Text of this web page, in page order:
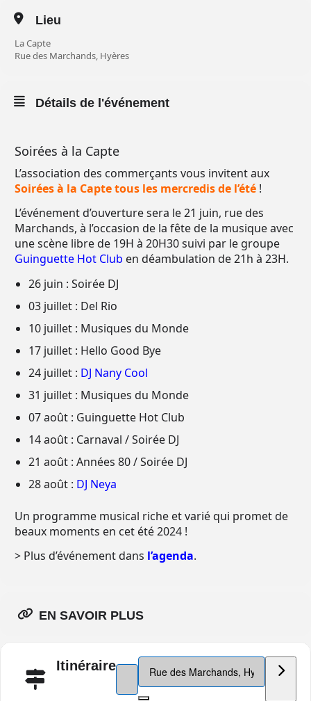
Lieu
La Capte
Rue des Marchands, Hyères
Détails de l'événement
Soirées à la Capte
L’association des commerçants vous invitent aux
Soirées à la Capte tous les mercredis de l’été !
L’événement d’ouverture sera le 21 juin, rue des
Marchands, à l’occasion de la fête de la musique avec
une scène libre de 19H à 20H30 suivi par le groupe
Guinguette Hot Club en déambulation de 21h à 23H.
26 juin : Soirée DJ
03 juillet : Del Rio
10 juillet : Musiques du Monde
17 juillet : Hello Good Bye
24 juillet : DJ Nany Cool
31 juillet : Musiques du Monde
07 août : Guinguette Hot Club
14 août : Carnaval / Soirée DJ
21 août : Années 80 / Soirée DJ
28 août : DJ Neya
Un programme musical riche et varié qui promet de
beaux moments en cet été 2024 !
> Plus d’événement dans l’agenda.
EN SAVOIR PLUS
ItinéraireAddress - Soirées à la Capte été 2024 []
Destination Address - Soirées à la